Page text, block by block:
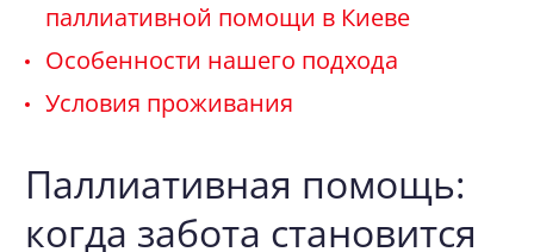
паллиативной помощи в Киеве
Особенности нашего подхода
Условия проживания
Паллиативная помощь:
когда забота становится